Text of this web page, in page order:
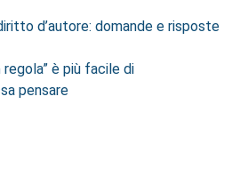
d’autore: domande e risposte
regola” è più facile di
pensare